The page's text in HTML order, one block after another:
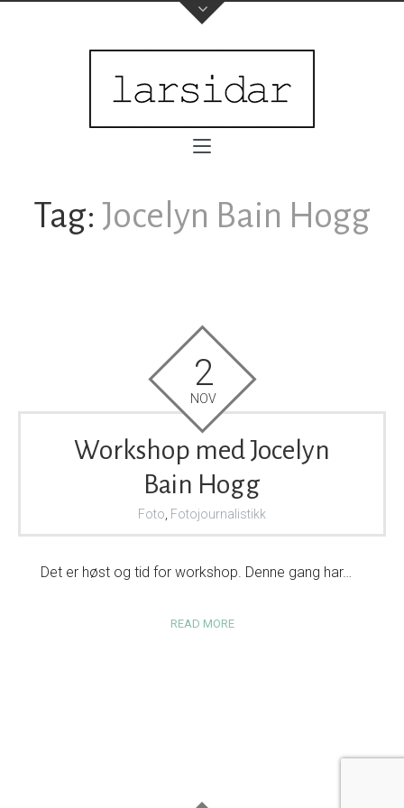
Tag: Jocelyn Bain Hogg
2
NOV
Workshop med Jocelyn
Bain Hogg
Foto Fotojournalistikk
Det er høst og tid for workshop. Denne gang har…
READ MORE